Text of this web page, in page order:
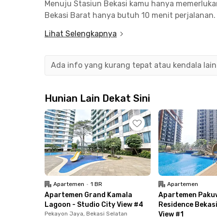
Menuju Stasiun Bekasi kamu hanya
Bekasi Barat hanya butuh 10 menit perjalanan.
Lokasi apartemen ini juga tidak jauh dari
Bekasi Barat ini bersebelahan dengan
belanja atau sekadar hangout, hanya perlu
Di sekitar apartemen kamu juga akan dengan
hingga cafe yang layak untuk dicoba. Ada
Restoran Padang GARUDA, Bakso Raksasa
masih banyak lagi pilihannya.
Unit Apartemen Springlake Sumarecon
yang sudah termasuk perabot lengkap. Selain
mandi dengan shower dan toilet duduk,
Tidak ketinggalan, kamu juga bisa
seperti kolam renang, gym, hingga area
Lihat Selengkapnya
Ada info yang kurang tepat atau kendala
Hunian Lain Dekat Sini
Apartemen • 1 BR
Apartemen Grand Kamala
Lagoon - Studio City View #4
Pekayon Jaya, Bekasi Selatan
Apartemen
Apartemen
Residence
View #1